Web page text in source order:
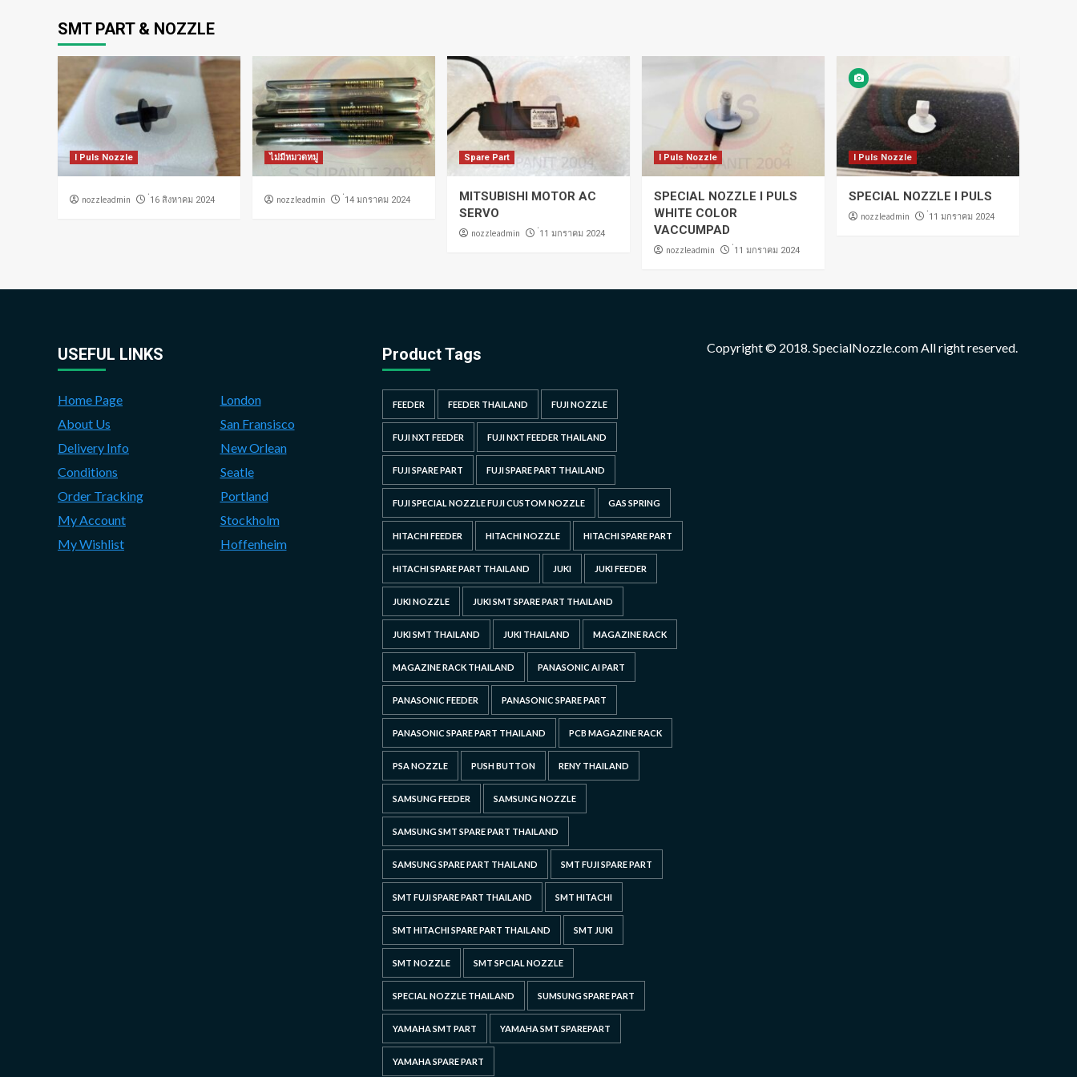
SMT PART & NOZZLE
I Puls Nozzle
nozzleadmin ่16 สิงหาคม 2024
ไม่มีหมวดหมู่
nozzleadmin ่14 มกราคม 2024
Spare Part
MITSUBISHI MOTOR AC
SERVO
nozzleadmin ่11 มกราคม 2024
I Puls Nozzle
SPECIAL NOZZLE I PULS
WHITE COLOR
VACCUMPAD
nozzleadmin ่11 มกราคม 2024
I Puls Nozzle
SPECIAL NOZZLE I PULS
nozzleadmin ่11 มกราคม 2024
USEFUL LINKS
Home Page
About Us
Delivery Info
Conditions
Order Tracking
My Account
My Wishlist
London
San Fransisco
New Orlean
Seatle
Portland
Stockholm
Hoffenheim
Product Tags
FEEDER FEEDER THAILAND FUJI NOZZLE
FUJI NXT FEEDER FUJI NXT FEEDER THAILAND
FUJI SPARE PART FUJI SPARE PART THAILAND
FUJI SPECIAL NOZZLE FUJI CUSTOM NOZZLE GAS SPRING
HITACHI FEEDER HITACHI NOZZLE HITACHI SPARE PART
HITACHI SPARE PART THAILAND JUKI JUKI FEEDER
JUKI NOZZLE JUKI SMT SPARE PART THAILAND
JUKI SMT THAILAND JUKI THAILAND MAGAZINE RACK
MAGAZINE RACK THAILAND PANASONIC AI PART
PANASONIC FEEDER PANASONIC SPARE PART
PANASONIC SPARE PART THAILAND PCB MAGAZINE RACK
PSA NOZZLE PUSH BUTTON RENY THAILAND
SAMSUNG FEEDER SAMSUNG NOZZLE
SAMSUNG SMT SPARE PART THAILAND
SAMSUNG SPARE PART THAILAND SMT FUJI SPARE PART
SMT FUJI SPARE PART THAILAND SMT HITACHI
SMT HITACHI SPARE PART THAILAND SMT JUKI
SMT NOZZLE SMT SPCIAL NOZZLE
SPECIAL NOZZLE THAILAND SUMSUNG SPARE PART
YAMAHA SMT PART YAMAHA SMT SPAREPART
YAMAHA SPARE PART
Copyright © 2018. SpecialNozzle.com All right reserved.